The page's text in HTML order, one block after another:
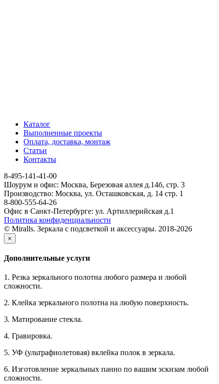
Каталог
Выполненные проекты
Оплата, доставка, монтаж
Статьи
Контакты
8-495-141-41-00
Шоурум и офис: Москва, Березовая аллея д.14б, стр. 3
Производство: Москва, ул. Осташковская, д. 14 стр. 1
8-800-555-64-26
Офис в Санкт-Петербурге: ул. Артиллерийская д.1
Политика конфиденциальности
© Miralls. Зеркала с подсветкой и аксессуары. 2018-2026
×
Дополнительные услуги
1. Резка зеркального полотна любого размера и любой
сложности.
2. Клейка зеркального полотна на любую поверхность.
3. Матирование стекла.
4. Гравировка.
5. УФ (ультрафиолетовая) вклейка полок в зеркала.
6. Изготовление зеркальных панно по вашим эскизам любой
сложности.